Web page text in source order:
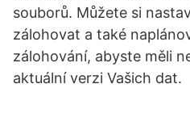
souborů. Můžete si
zálohovat a také
zálohování, abyste měli
aktuální verzi Vašich dat.